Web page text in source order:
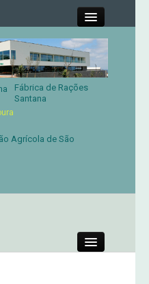
Contactos
Serviços
Fábrica de Rações
Santana